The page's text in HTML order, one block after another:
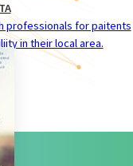
professionals for paitents
in their local area.